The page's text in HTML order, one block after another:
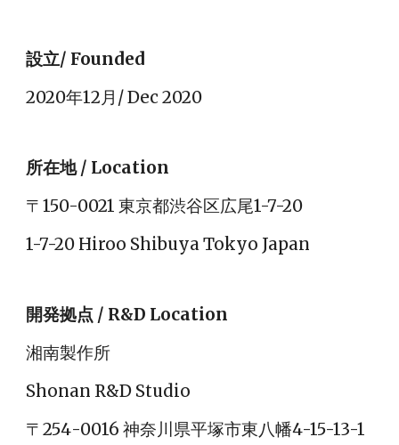
設立/ Founded
2020年12月/ Dec 2020
所在地 / Location
〒150-0021 東京都渋谷区広尾1-7-20
1-7-20 Hiroo Shibuya Tokyo Japan
開発拠点 / R&D Location
湘南製作所
Shonan R&D Studio
〒254-0016 神奈川県平塚市東八幡4-15-13-1